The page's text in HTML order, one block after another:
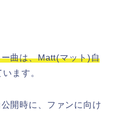
曲は、Matt(マット)自
ます。
開時に、ファンに向け